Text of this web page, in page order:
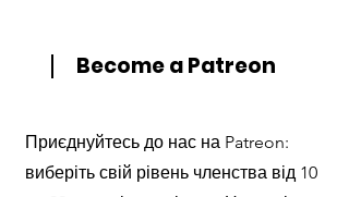
Become a Patreon
Приєднуйтесь до нас на Patreon:
виберіть свій рівень членства від 10